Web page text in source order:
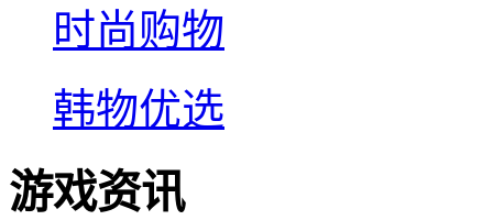
时尚购物
韩物优选
游戏资讯